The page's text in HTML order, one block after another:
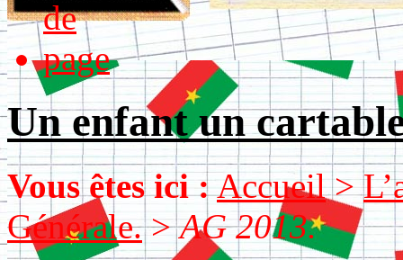
Un enfant un
Vous êtes ici :Accueil>
Générale.>AG 2013.